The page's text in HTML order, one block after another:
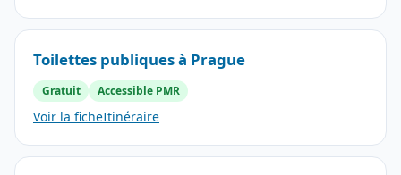
Toilettes publiques à Prague
Gratuit Accessible PMR
Voir la ficheItinéraire